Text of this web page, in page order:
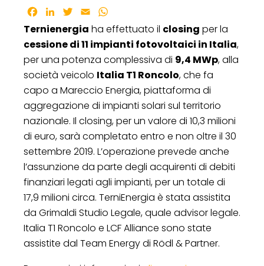
Facebook
LinkedInTwitter
Email
Ternienergia ha effettuato il closing per la
cessione di 11 impianti fotovoltaici in Italia,
per una potenza complessiva di 9,4 MWp, alla
società veicolo Italia T1 Roncolo, che fa
capo a Mareccio Energia, piattaforma di
aggregazione di impianti solari sul territorio
nazionale. Il closing, per un valore di 10,3 milioni
di euro, sarà completato entro e non oltre il 30
settembre 2019. L’operazione prevede anche
l’assunzione da parte degli acquirenti di debiti
finanziari legati agli impianti, per un totale di
17,9 milioni circa. TerniEnergia è stata assistita
da Grimaldi Studio Legale, quale advisor legale.
Italia T1 Roncolo e LCF Alliance sono state
assistite dal Team Energy di Rödl & Partner.